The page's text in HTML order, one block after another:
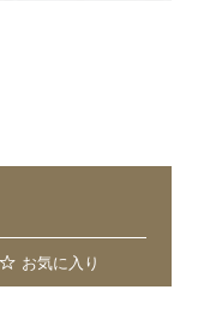
お気に入り